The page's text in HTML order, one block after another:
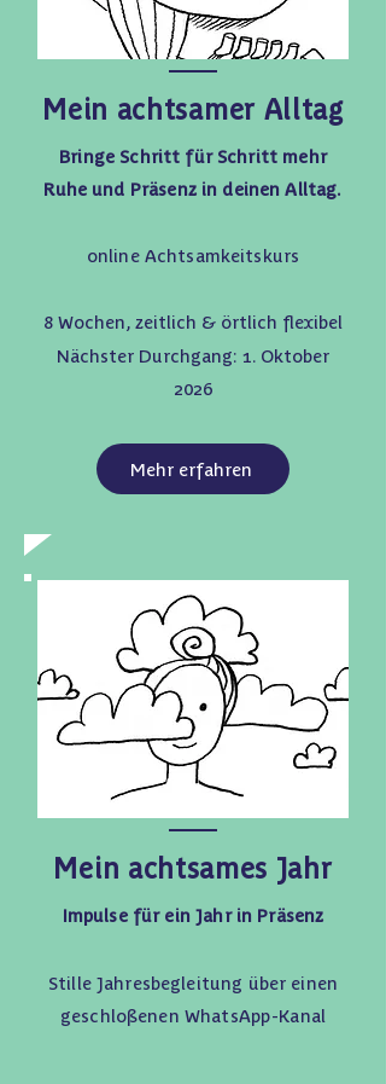
Mein achtsamer Alltag
Bringe Schritt für Schritt mehr
Ruhe und Präsenz in deinen Alltag.
​online Achtsamkeitskurs
8 Wochen, zeitlich & örtlich flexibel
Nächster Durchgang: 1. Oktober
2026
Mehr erfahren
Mein achtsames Jahr
Impulse für ein Jahr in Präsenz
Stille Jahresbegleitung über einen
geschloßenen WhatsApp-Kanal